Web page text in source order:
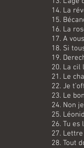
14. La
15.
16. La
17. A
18. Si
19.
20. La cil
21. Le
22. Je
23. Le
24. Non
25.
26. Tu es
27.
28. Tout